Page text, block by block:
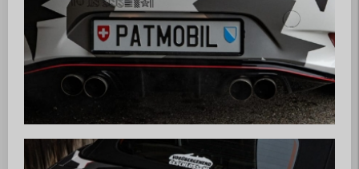
MX5 Club Zürisee